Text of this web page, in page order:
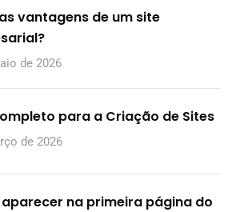
vantagens de um site
de 2026
para a Criação de Sites
de 2026
na primeira página do